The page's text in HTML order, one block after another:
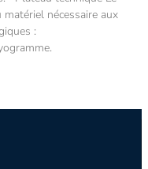
nécessaire aux
: